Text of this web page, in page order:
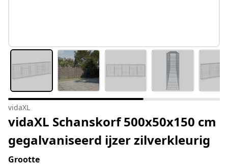
vidaXL
vidaXL Schanskorf 500x50x150 cm
gegalvaniseerd ijzer zilverkleurig
Grootte